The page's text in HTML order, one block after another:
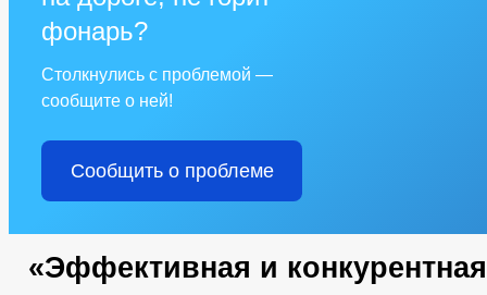
фонарь?
Столкнулись с проблемой —
сообщите о ней!
Сообщить о проблеме
«Эффективная и